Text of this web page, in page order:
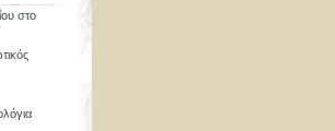
στο